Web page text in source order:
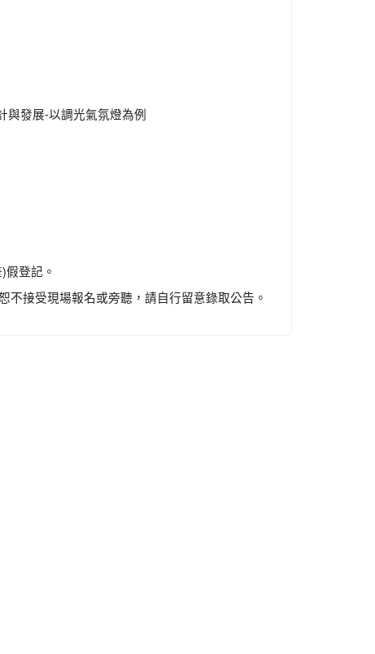
發展-以調光氣氛燈為例
登記。
接受現場報名或旁聽，請自行留意錄取公告。